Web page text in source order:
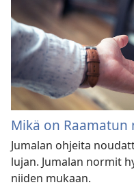
Mikä on Raamatun
Jumalan ohjeita
lujan. Jumalan normit
niiden mukaan.